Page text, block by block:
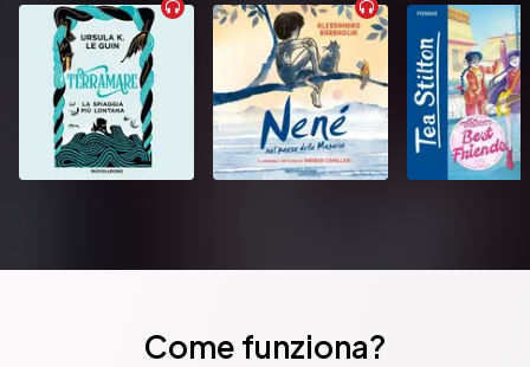
Come funziona?